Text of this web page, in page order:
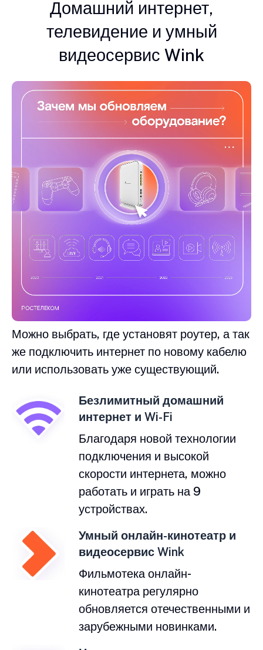
Домашний интернет,
телевидение и умный
видеосервис Wink
Можно выбрать, где установят роутер, а так
же подключить интернет по новому кабелю
или использовать уже существующий.
Безлимитный домашний
интернет и Wi-Fi
Благодаря новой технологии
подключения и высокой
скорости интернета, можно
работать и играть на 9
устройствах.
Умный онлайн-кинотеатр и
видеосервис Wink
Фильмотека онлайн-
кинотеатра регулярно
обновляется отечественными и
зарубежными новинками.